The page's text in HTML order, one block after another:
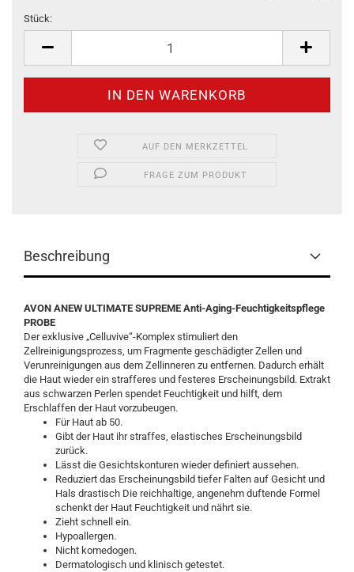
Stück:
AUF DEN MERKZETTEL
FRAGE ZUM PRODUKT
Beschreibung
AVON ANEW ULTIMATE SUPREME Anti-Aging-Feuchtigkeitspflege
PROBE
Der exklusive „Celluvive“-Komplex stimuliert den
Zellreinigungsprozess, um Fragmente geschädigter Zellen und
Verunreinigungen aus dem Zellinneren zu entfernen. Dadurch erhält
die Haut wieder ein strafferes und festeres Erscheinungsbild. Extrakt
aus schwarzen Perlen spendet Feuchtigkeit und hilft, dem
Erschlaffen der Haut vorzubeugen.
Für Haut ab 50.
Gibt der Haut ihr straffes, elastisches Erscheinungsbild
zurück.
Lässt die Gesichtskonturen wieder definiert aussehen.
Reduziert das Erscheinungsbild tiefer Falten auf Gesicht und
Hals drastisch Die reichhaltige, angenehm duftende Formel
schenkt der Haut Feuchtigkeit und nährt sie.
Zieht schnell ein.
Hypoallergen.
Nicht komedogen.
Dermatologisch und klinisch getestet.